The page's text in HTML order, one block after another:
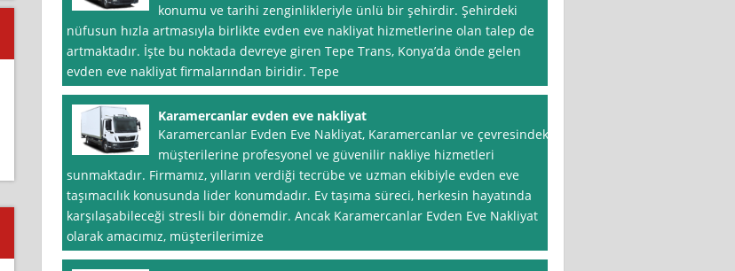
konumu ve tarihi zenginlikleriyle ünlü bir şehirdir. Şehirdeki
nüfusun hızla artmasıyla birlikte evden eve nakliyat hizmetlerine olan talep de
artmaktadır. İşte bu noktada devreye giren Tepe Trans, Konya’da önde gelen
evden eve nakliyat firmalarından biridir. Tepe
Karamercanlar evden eve nakliyat
Karamercanlar Evden Eve Nakliyat, Karamercanlar ve çevresindeki
müşterilerine profesyonel ve güvenilir nakliye hizmetleri
sunmaktadır. Firmamız, yılların verdiği tecrübe ve uzman ekibiyle evden eve
taşımacılık konusunda lider konumdadır. Ev taşıma süreci, herkesin hayatında
karşılaşabileceği stresli bir dönemdir. Ancak Karamercanlar Evden Eve Nakliyat
olarak amacımız, müşterilerimize